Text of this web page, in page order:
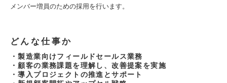
メンバー増員のための採用を行います。
どんな仕事か
・製造業向けフィールドセールス業務
・顧客の業務課題を理解し、改善提案を実施
・導入プロジェクトの推進とサポート